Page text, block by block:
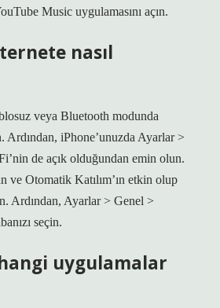
Music uygulamasını açın.
nasıl
veya Bluetooth modunda
Ardından, iPhone’unuzda Ayarlar >
de açık olduğundan emin olun.
ve Otomatik Katılım’ın etkin olup
Ardından, Ayarlar > Genel >
seçin.
hangi uygulamalar